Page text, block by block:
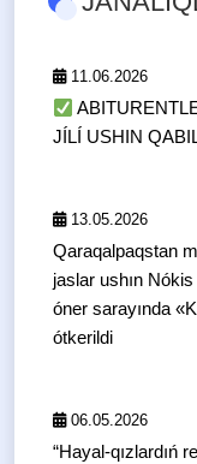
11.06.2026
JÍLÍ USHIN
13.05.2026
Qaraqalpaqstan
jaslar ushın
óner sarayında
ótkerildi
06.05.2026
“Hayal-qızlardıń